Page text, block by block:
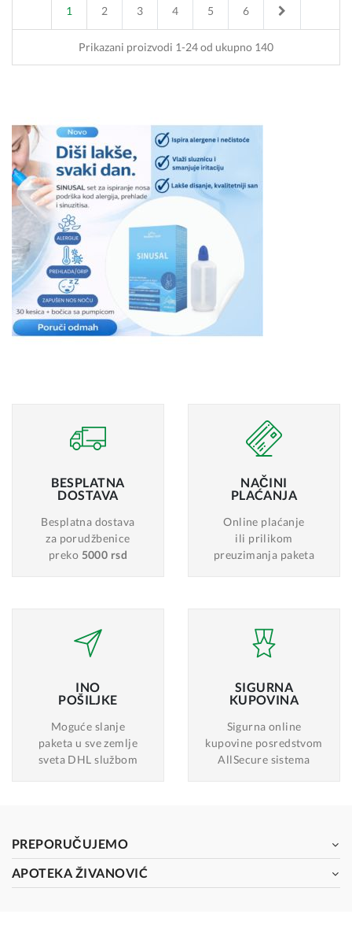
1 2 3 4 5 6
Prikazani proizvodi 1-24 od ukupno 140
BESPLATNA
DOSTAVA
Besplatna dostava
za porudžbenice
preko 5000 rsd
NAČINI
PLAĆANJA
Online plaćanje
ili prilikom
preuzimanja paketa
INO
POŠILJKE
Moguće slanje
paketa u sve zemlje
sveta DHL službom
SIGURNA
KUPOVINA
Sigurna online
kupovine posredstvom
AllSecure sistema
PREPORUČUJEMO
APOTEKA ŽIVANOVIĆ